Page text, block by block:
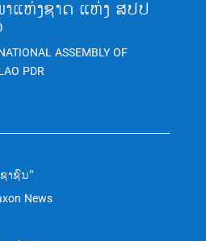
ແຫ່ງຊາດ ແຫ່ງ ສປປ
ASSEMBLY OF
PDR
າຊົນ"
News